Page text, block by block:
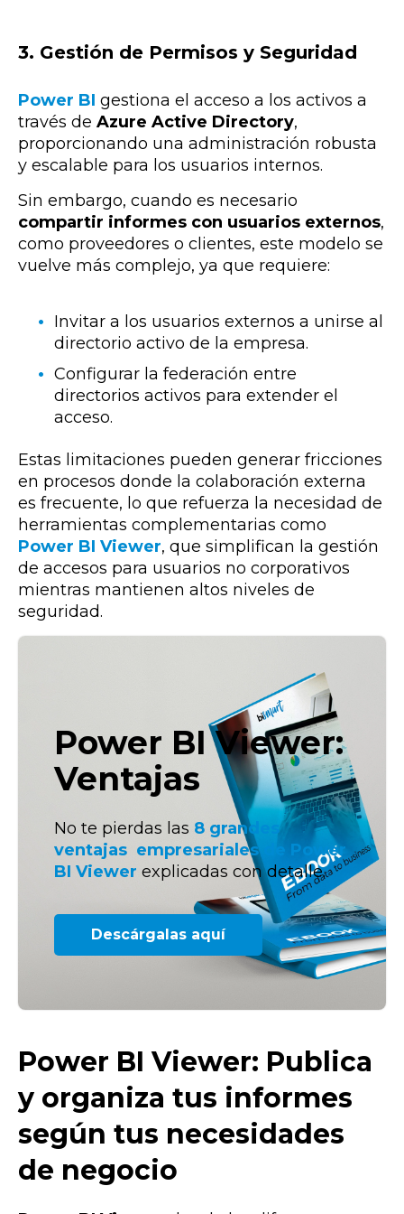
3. Gestión de Permisos y Seguridad
Power BI gestiona el acceso a los activos a
través de Azure Active Directory,
proporcionando una administración robusta
y escalable para los usuarios internos.
Sin embargo, cuando es necesario
compartir informes con usuarios externos,
como proveedores o clientes, este modelo se
vuelve más complejo, ya que requiere:
Invitar a los usuarios externos a unirse al
directorio activo de la empresa.
Configurar la federación entre
directorios activos para extender el
acceso.
Estas limitaciones pueden generar fricciones
en procesos donde la colaboración externa
es frecuente, lo que refuerza la necesidad de
herramientas complementarias como
Power BI Viewer, que simplifican la gestión
de accesos para usuarios no corporativos
mientras mantienen altos niveles de
seguridad.
Power BI Viewer:
Ventajas
No te pierdas las 8 grandes
ventajas empresariales
de Power
BI Viewer explicadas con detalle.
Descárgalas aquí
Power BI Viewer: Publica
y organiza tus informes
según tus necesidades
de negocio